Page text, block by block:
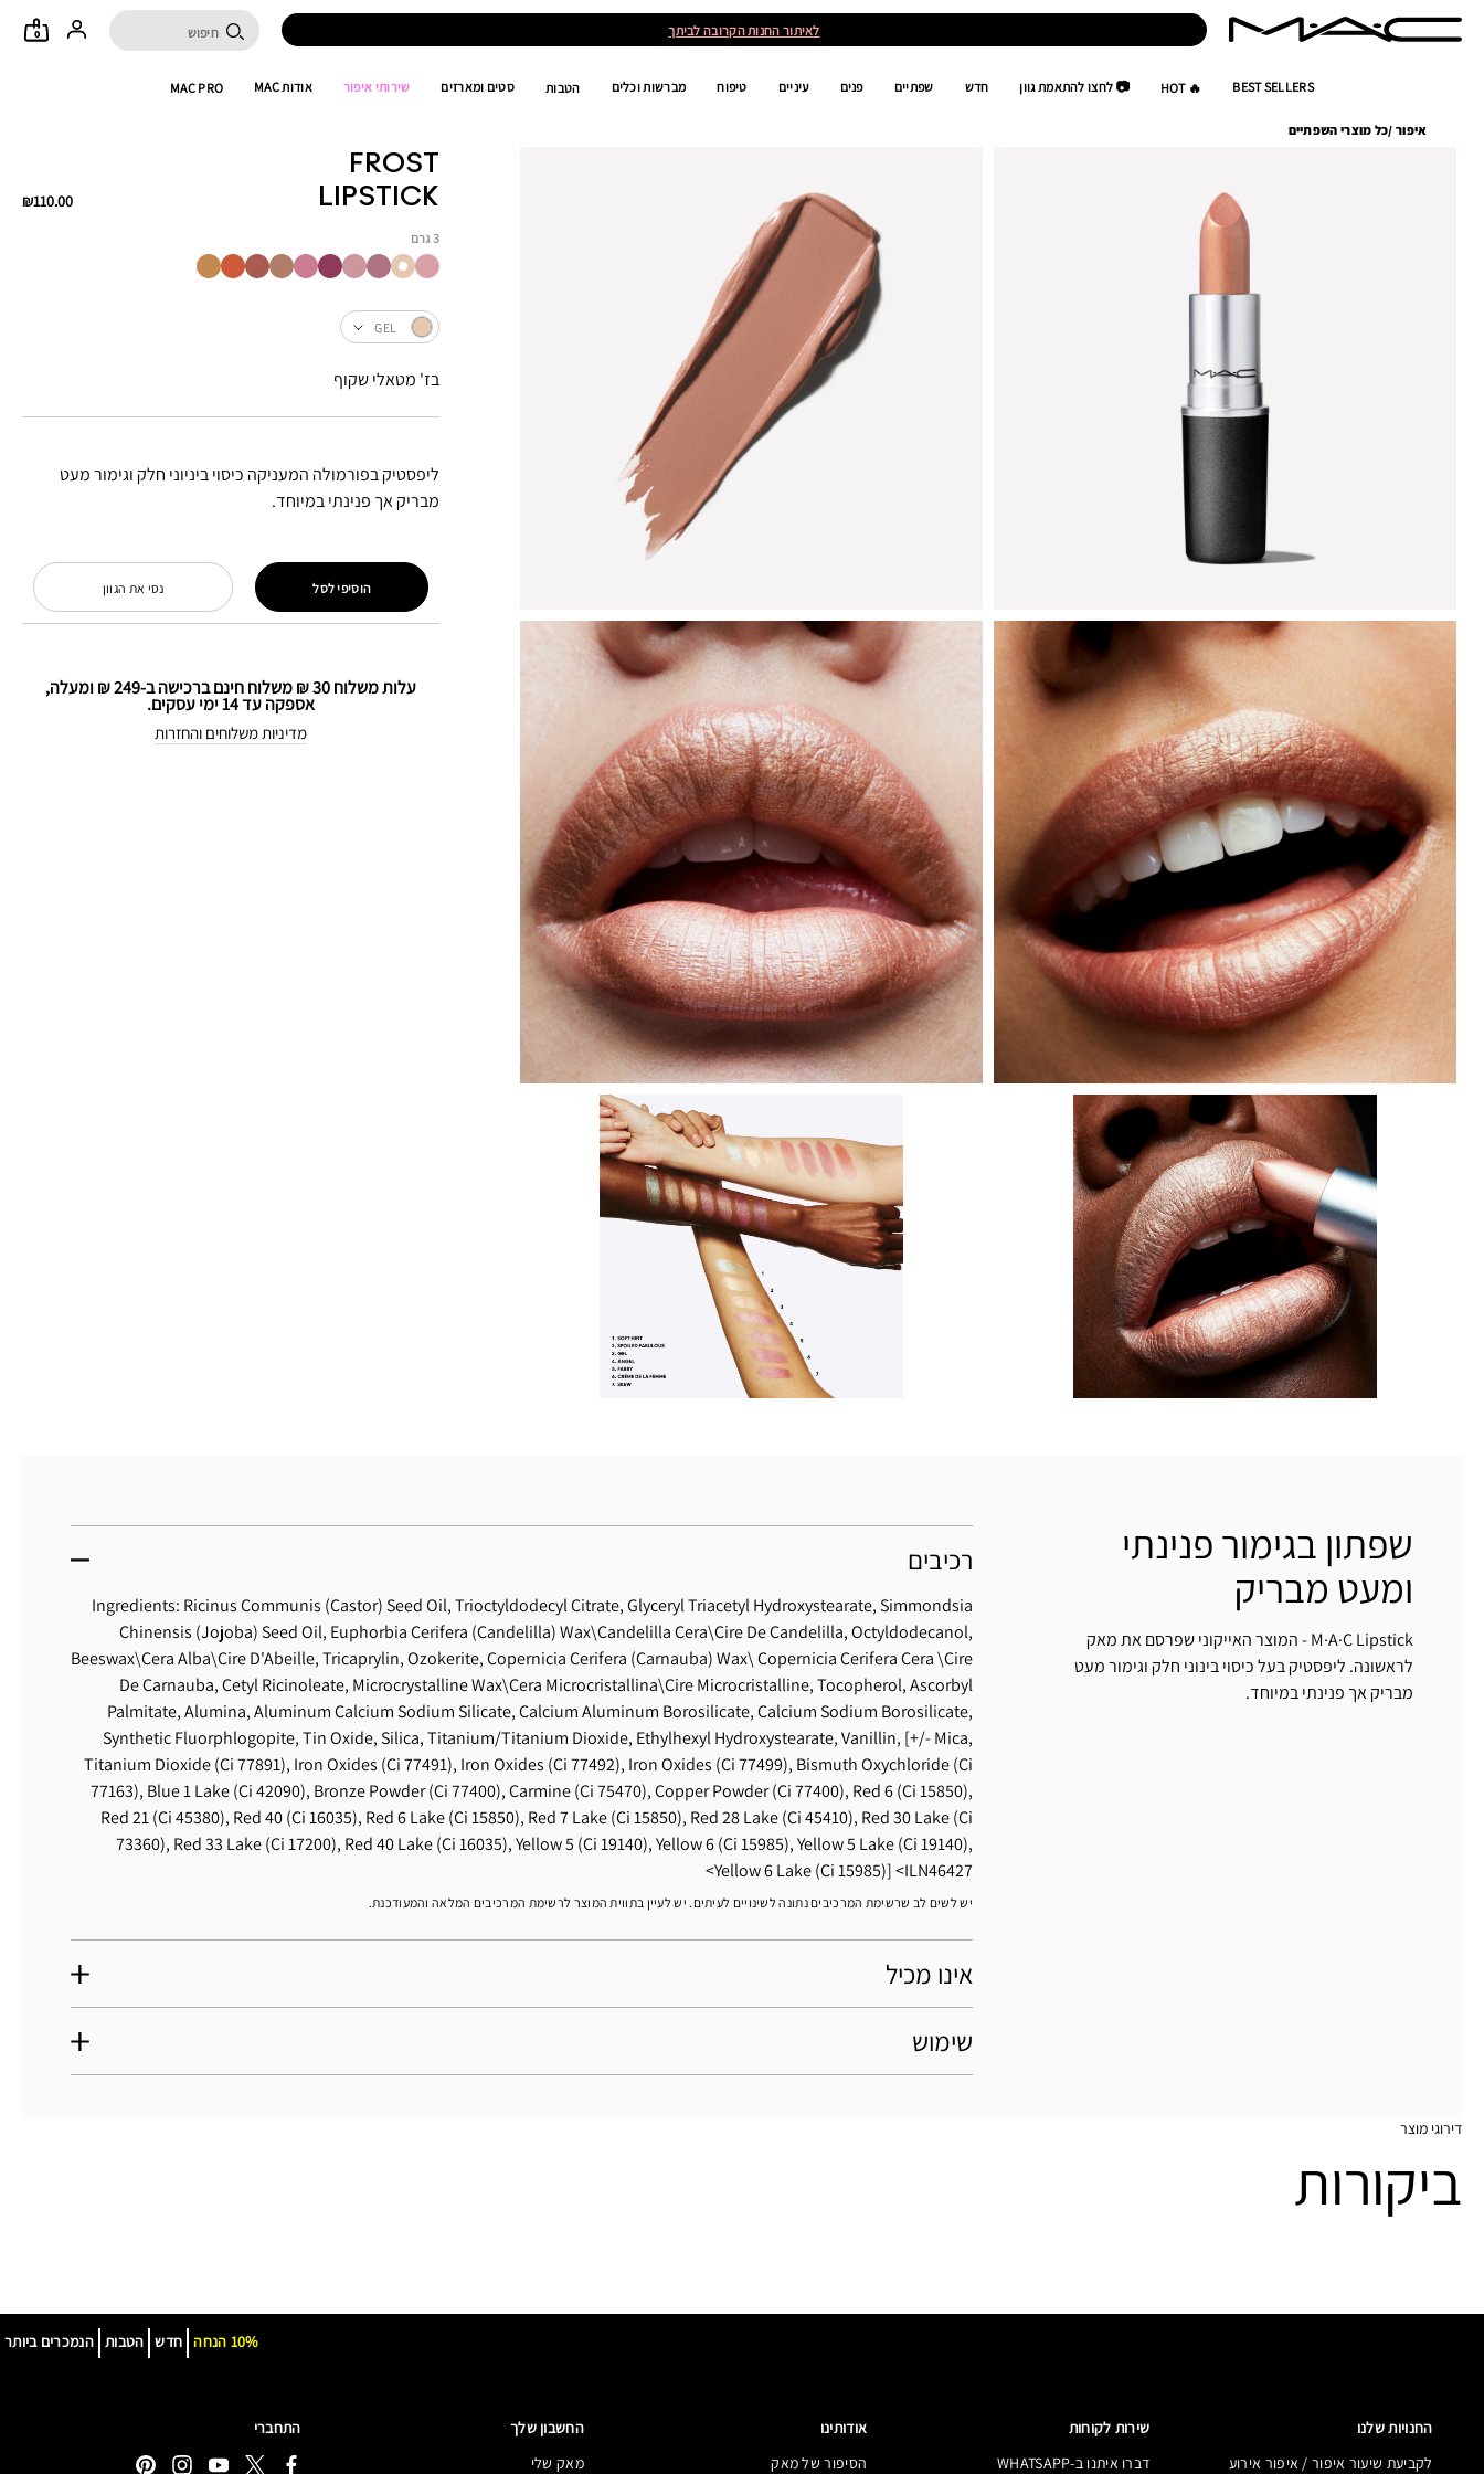
לאיתור החנות הקרובה לביתך 0
BEST SELLERS
🔥 HOT 📷 לחצו להתאמת גוון חדש שפתיים פנים עיניים טיפוח מברשות וכלים הטבות סטים ומארזים שירותי איפור אודות MAC MAC PRO
איפור /כל מוצרי השפתיים
FROST
LIPSTICK
₪110.00
3 גרם
ליפסטיק בפורמולה המעניקה כיסוי ביניוני חלק וגימור מעט
מבריק אך פנינתי במיוחד.
GEL
בז' מטאלי שקוף
נסי את הגוון הוסיפי לסל
עלות משלוח 30 ₪ משלוח חינם ברכישה ב-249 ₪ ומעלה,
אספקה עד 14 ימי עסקים.
מדיניות משלוחים והחזרות
שפתון בגימור פנינתי
ומעט מבריק
M·A·C Lipstick - המוצר האייקוני שפרסם את מאק
לראשונה. ליפסטיק בעל כיסוי בינוני חלק וגימור מעט
מבריק אך פנינתי במיוחד.
רכיבים
Ingredients: Ricinus Communis (Castor) Seed Oil, Trioctyldodecyl Citrate, Glyceryl Triacetyl Hydroxystearate, Simmondsia
Chinensis (Jojoba) Seed Oil, Euphorbia Cerifera (Candelilla) Wax\Candelilla Cera\Cire De Candelilla, Octyldodecanol,
Beeswax\Cera Alba\Cire D'Abeille, Tricaprylin, Ozokerite, Copernicia Cerifera (Carnauba) Wax\ Copernicia Cerifera Cera \Cire
De Carnauba, Cetyl Ricinoleate, Microcrystalline Wax\Cera Microcristallina\Cire Microcristalline, Tocopherol, Ascorbyl
Palmitate, Alumina, Aluminum Calcium Sodium Silicate, Calcium Aluminum Borosilicate, Calcium Sodium Borosilicate,
Synthetic Fluorphlogopite, Tin Oxide, Silica, Titanium/Titanium Dioxide, Ethylhexyl Hydroxystearate, Vanillin, [+/- Mica,
Titanium Dioxide (Ci 77891), Iron Oxides (Ci 77491), Iron Oxides (Ci 77492), Iron Oxides (Ci 77499), Bismuth Oxychloride (Ci
77163), Blue 1 Lake (Ci 42090), Bronze Powder (Ci 77400), Carmine (Ci 75470), Copper Powder (Ci 77400), Red 6 (Ci 15850),
Red 21 (Ci 45380), Red 40 (Ci 16035), Red 6 Lake (Ci 15850), Red 7 Lake (Ci 15850), Red 28 Lake (Ci 45410), Red 30 Lake (Ci
73360), Red 33 Lake (Ci 17200), Red 40 Lake (Ci 16035), Yellow 5 (Ci 19140), Yellow 6 (Ci 15985), Yellow 5 Lake (Ci 19140),
Yellow 6 Lake (Ci 15985)]
ILN46427
יש לשים לב שרשימת המרכיבים נתונה לשינויים לעיתים. יש לעיין בתווית המוצר לרשימת המרכיבים המלאה והמעודכנת.
אינו מכיל
שימוש
דירוגי מוצר
ביקורות
הנמכרים ביותר הטבות חדש 10% הנחה
החנויות שלנו
לקביעת שיעור איפור / איפור אירוע
שירות לקוחות
דברו איתנו ב-WHATSAPP
אודותינו
הסיפור של מאק
החשבון שלך
מאק שלי
התחברי